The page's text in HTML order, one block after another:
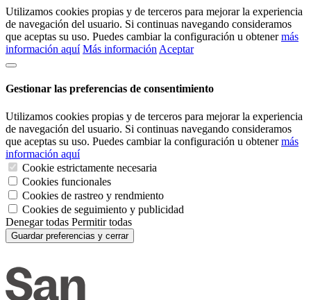
Utilizamos cookies propias y de terceros para mejorar la experiencia
de navegación del usuario. Si continuas navegando consideramos
que aceptas su uso. Puedes cambiar la configuración u obtenermás
información aquí Más información Aceptar
Gestionar las preferencias de consentimiento
Utilizamos cookies propias y de terceros para mejorar la experiencia
de navegación del usuario. Si continuas navegando consideramos
que aceptas su uso. Puedes cambiar la configuración u obtenermás
información aquí
Cookie estrictamente necesaria
Cookies funcionales
Cookies de rastreo y rendmiento
Cookies de seguimiento y publicidad
Denegar todas Permitir todas
Guardar preferencias y cerrar